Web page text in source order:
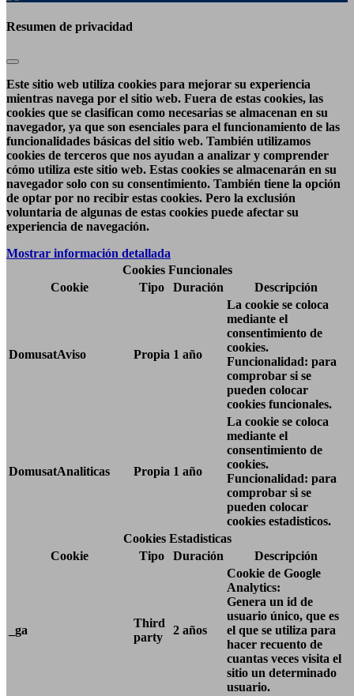
Resumen de privacidad
Este sitio web utiliza cookies para mejorar su experiencia
mientras navega por el sitio web. Fuera de estas cookies, las
cookies que se clasifican como necesarias se almacenan en su
navegador, ya que son esenciales para el funcionamiento de las
funcionalidades básicas del sitio web. También utilizamos
cookies de terceros que nos ayudan a analizar y comprender
cómo utiliza este sitio web. Estas cookies se almacenarán en su
navegador solo con su consentimiento. También tiene la opción
de optar por no recibir estas cookies. Pero la exclusión
voluntaria de algunas de estas cookies puede afectar su
experiencia de navegación.
Mostrar información detallada
Cookies Funcionales
Cookie
Tipo Duración Descripción
DomusatAviso Propia 1 año
La cookie se coloca
mediante el
consentimiento de
cookies.
Funcionalidad: para
comprobar si se
pueden colocar
cookies funcionales.
DomusatAnaliticas Propia 1 año
La cookie se coloca
mediante el
consentimiento de
cookies.
Funcionalidad: para
comprobar si se
pueden colocar
cookies estadisticos.
Cookies Estadisticas
Cookie
Tipo Duración Descripción
_ga
Third
party
2 años
Cookie de Google
Analytics:
Genera un id de
usuario único, que es
el que se utiliza para
hacer recuento de
cuantas veces visita el
sitio un determinado
usuario.